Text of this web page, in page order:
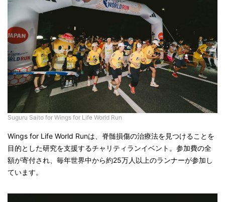
Suguru Saito for Wings for Life World Run
Wings for Life World Runは、脊髄損傷の治療法を見つけることを
目的とした研究を支援するチャリティランイベント。参加費の全
額が寄付され、毎年世界中から約25万人以上のランナーが参加し
ています。